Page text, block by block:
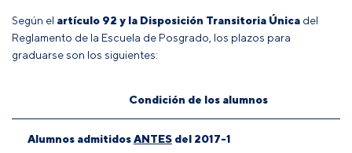
Según el artículo 92 y la Disposición Transitoria Única del
Reglamento de la Escuela de Posgrado , los plazos para
graduarse son los siguientes:
Condición de los alumnos
Alumnos admitidosANTES del 2017-1